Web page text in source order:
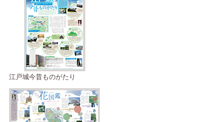
江戸城今昔ものがたり